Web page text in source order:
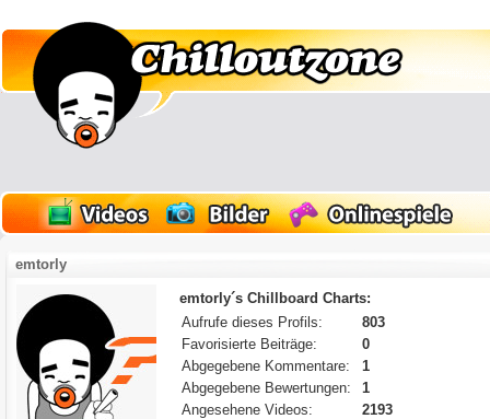
emtorly
emtorly´s Chillboard Charts:
Aufrufe dieses Profils:
803
Favorisierte Beiträge:
0
Abgegebene Kommentare:
1
Abgegebene Bewertungen:
1
Angesehene Videos:
2193